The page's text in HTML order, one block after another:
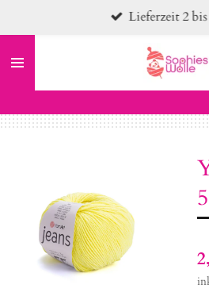
Hauptinhalt
springen
Lieferzeit 2